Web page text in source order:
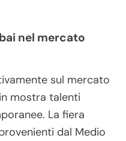
nel mercato
sul mercato
mostra talenti
La fiera
dal Medio